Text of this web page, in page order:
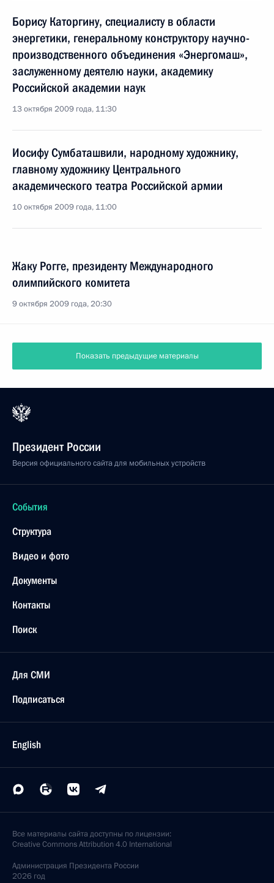
Борису Каторгину, специалисту в области
энергетики, генеральному конструктору научно-
производственного объединения «Энергомаш»,
заслуженному деятелю науки, академику
Российской академии наук
13 октября 2009 года, 11:30
Иосифу Сумбаташвили, народному художнику,
главному художнику Центрального
академического театра Российской армии
10 октября 2009 года, 11:00
Жаку Рогге, президенту Международного
олимпийского комитета
9 октября 2009 года, 20:30
Показать предыдущие материалы
Президент России
Версия официального сайта для мобильных устройств
События
Структура
Видео и фото
Документы
Контакты
Поиск
Для СМИ
Подписаться
English
Все материалы сайта доступны по лицензии:
Creative Commons Attribution 4.0 International
Администрация Президента России
2026 год